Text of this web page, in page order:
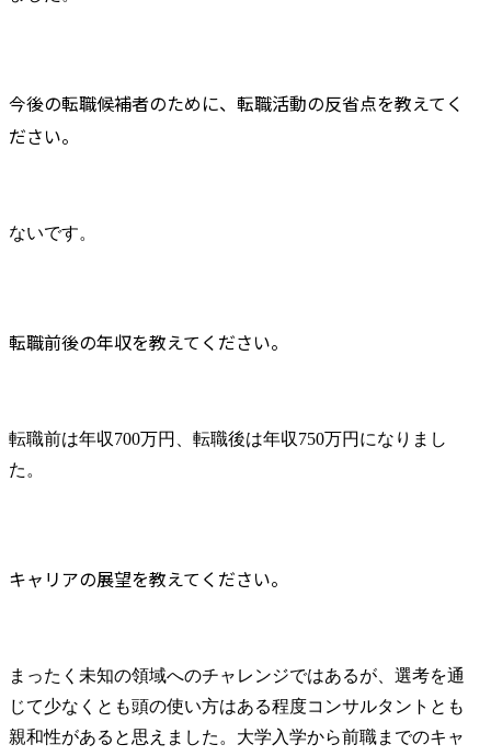
今後の転職候補者のために、転職活動の反省点を教えてく
ださい。
ないです。
転職前後の年収を教えてください。
転職前は年収700万円、転職後は年収750万円になりまし
た。
キャリアの展望を教えてください。
まったく未知の領域へのチャレンジではあるが、選考を通
じて少なくとも頭の使い方はある程度コンサルタントとも
親和性があると思えました。大学入学から前職までのキャ